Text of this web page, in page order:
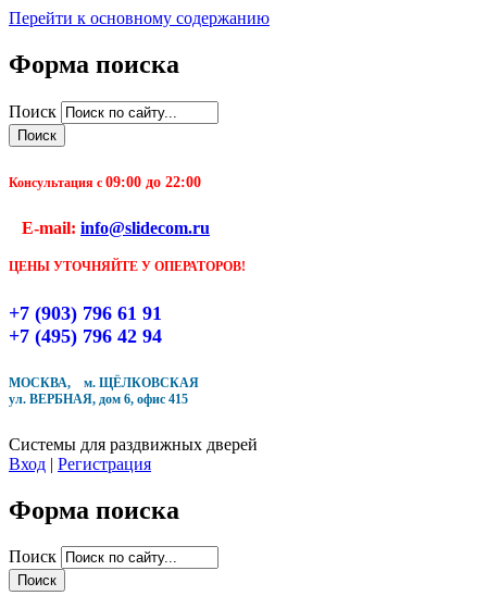
Перейти к основному содержанию
Форма поиска
Поиск
Консультация с 09:00 до 22:00
E-mail: info@slidecom.ru
ЦЕНЫ УТОЧНЯЙТЕ У ОПЕРАТОРОВ!
+7 (903) 796 61 91
+7 (495) 796 42 94
МОСКВА, м. ЩЁЛКОВСКАЯ
ул. ВЕРБНАЯ, дом 6, офис 415
Системы для раздвижных дверей
Вход | Регистрация
Форма поиска
Поиск
Чтобы оформить заказ, заполните форму. В течение
ближайшего времени с Вами свяжется Наш менеджер
и уточнит детали заказа а также время доставки
Заполните форму
Кол-во товара